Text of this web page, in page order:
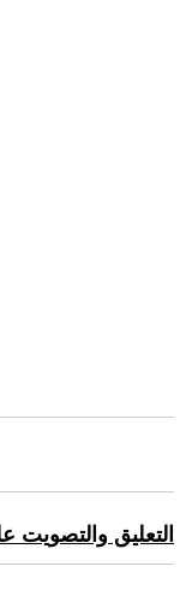
التعليق